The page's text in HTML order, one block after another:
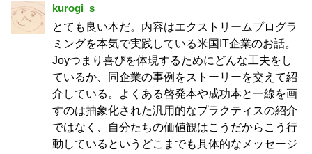
kurogi_s
とても良い本だ。内容はエクストリームプログラ
ミングを本気で実践している米国IT企業のお話。
Joyつまり喜びを体現するためにどんな工夫をし
ているか、同企業の事例をストーリーを交えて紹
介している。よくある啓発本や成功本と一線を画
すのは抽象化された汎用的なプラクティスの紹介
ではなく、自分たちの価値観はこうだからこう行
動しているというどこまでも具体的なメッセージ